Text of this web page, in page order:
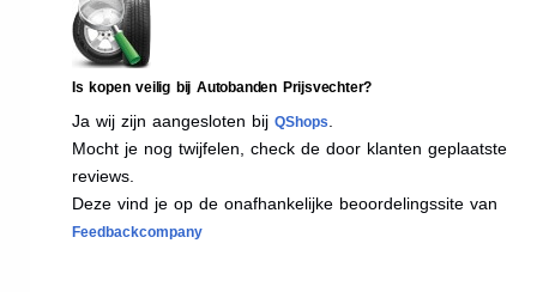
Is kopen veilig bij Autobanden Prijsvechter?
Ja wij zijn aangesloten bij QShops
Mocht je nog twijfelen, check de door klanten geplaatste
reviews.
Deze vind je op de onafhankelijke beoordelingssite van
Feedbackcompany